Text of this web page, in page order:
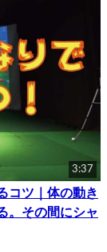
3:37
コツ｜体の動き
。その間にシャ